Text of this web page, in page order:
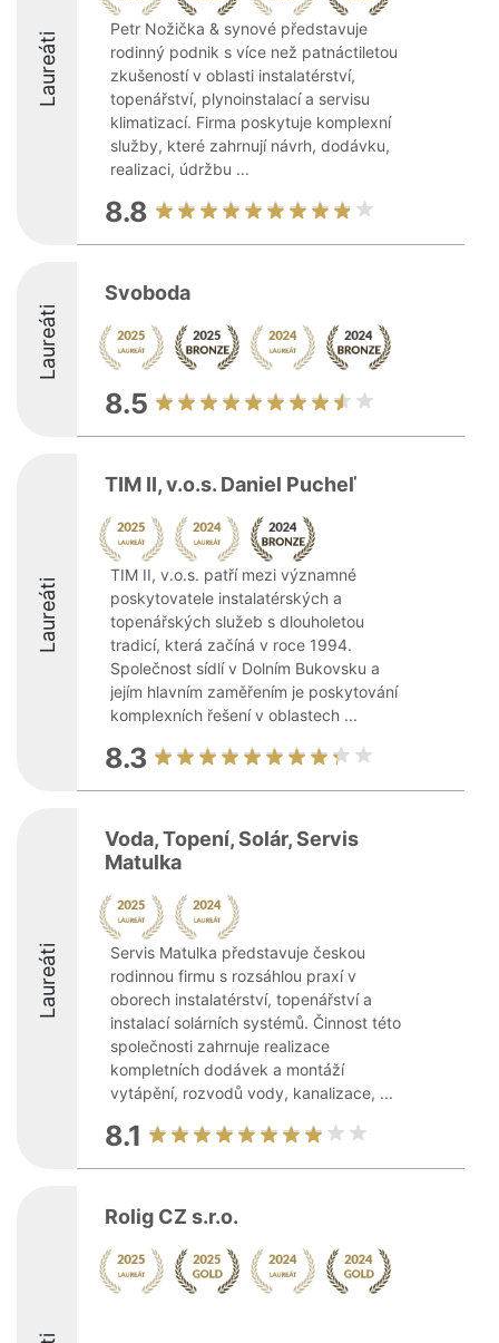
Laureáti
Petr Nožička & synové představuje
rodinný podnik s více než patnáctiletou
zkušeností v oblasti instalatérství,
topenářství, plynoinstalací a servisu
klimatizací. Firma poskytuje komplexní
služby, které zahrnují návrh, dodávku,
realizaci, údržbu ...
8.8
Laureáti
Svoboda
8.5
Laureáti
TIM II, v.o.s. Daniel Pucheľ
TIM II, v.o.s. patří mezi významné
poskytovatele instalatérských a
topenářských služeb s dlouholetou
tradicí, která začíná v roce 1994.
Společnost sídlí v Dolním Bukovsku a
jejím hlavním zaměřením je poskytování
komplexních řešení v oblastech ...
8.3
Laureáti
Voda, Topení, Solár, Servis
Matulka
Servis Matulka představuje českou
rodinnou firmu s rozsáhlou praxí v
oborech instalatérství, topenářství a
instalací solárních systémů. Činnost této
společnosti zahrnuje realizace
kompletních dodávek a montáží
vytápění, rozvodů vody, kanalizace, ...
8.1
Rolig CZ s.r.o.